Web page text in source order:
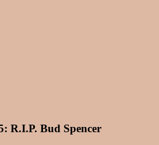
R.I.P. Bud Spencer